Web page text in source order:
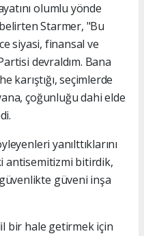
olumlu yönde
Starmer, "Bu
siyasi, finansal ve
devraldım. Bana
karıştığı, seçimlerde
çoğunluğu dahi elde
yanılttıklarını
antisemitizmi bitirdik,
güveni inşa
bir hale getirmek için